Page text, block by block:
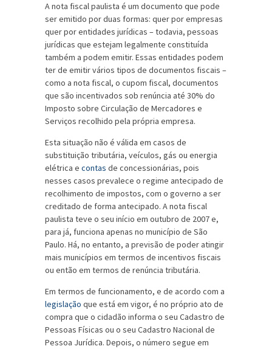
A nota fiscal paulista é um documento que pode
ser emitido por duas formas: quer por empresas
quer por entidades jurídicas – todavia, pessoas
jurídicas que estejam legalmente constituída
também a podem emitir. Essas entidades podem
ter de emitir vários tipos de documentos fiscais –
como a nota fiscal, o cupom fiscal, documentos
que são incentivados sob renúncia até 30% do
Imposto sobre Circulação de Mercadores e
Serviços recolhido pela própria empresa.
Esta situação não é válida em casos de
substituição tributária, veículos, gás ou energia
elétrica e contas de concessionárias, pois
nesses casos prevalece o regime antecipado de
recolhimento de impostos, com o governo a ser
creditado de forma antecipado. A nota fiscal
paulista teve o seu início em outubro de 2007 e,
para já, funciona apenas no município de São
Paulo. Há, no entanto, a previsão de poder atingir
mais municípios em termos de incentivos fiscais
ou então em termos de renúncia tributária.
Em termos de funcionamento, e de acordo com a
legislação que está em vigor, é no próprio ato de
compra que o cidadão informa o seu Cadastro de
Pessoas Físicas ou o seu Cadastro Nacional de
Pessoa Jurídica. Depois, o número segue em